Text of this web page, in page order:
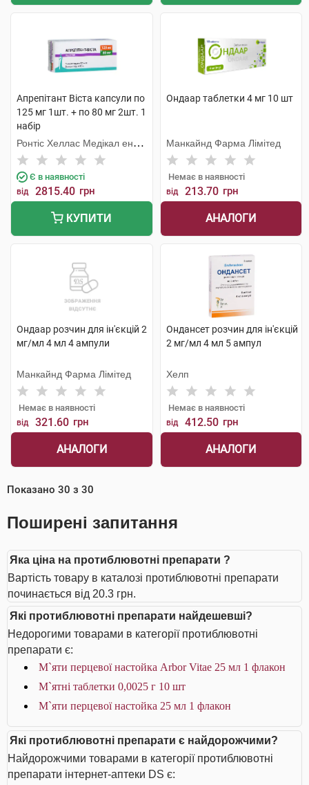
Апрепітант Віста капсули по
125 мг 1шт. + по 80 мг 2шт. 1
набір
Ронтіс Хеллас Медікал енд
Фармасьютікал Продактс
С.А.
Є в наявності
від 2815.40 грн
КУПИТИ
Ондаар таблетки 4 мг 10 шт
Манкайнд Фарма Лімітед
Немає в наявності
від 213.70 грн
АНАЛОГИ
Ондаар розчин для ін'єкцій 2
мг/мл 4 мл 4 ампули
Манкайнд Фарма Лімітед
Немає в наявності
від 321.60 грн
АНАЛОГИ
Ондансет розчин для ін'єкцій
2 мг/мл 4 мл 5 ампул
Хелп
Немає в наявності
від 412.50 грн
АНАЛОГИ
Показано 30 з 30
Поширені запитання
Яка ціна на протиблювотні препарати ?
Вартість товару в каталозі протиблювотні препарати
починається від 20.3 грн.
Які протиблювотні препарати найдешевші?
Недорогими товарами в категорії протиблювотні
препарати є:
М`яти перцевої настойка Arbor Vitae 25 мл 1 флакон
М`ятні таблетки 0,0025 г 10 шт
М`яти перцевої настойка 25 мл 1 флакон
Які протиблювотні препарати є найдорожчими?
Найдорожчими товарами в категорії протиблювотні
препарати інтернет-аптеки DS є: